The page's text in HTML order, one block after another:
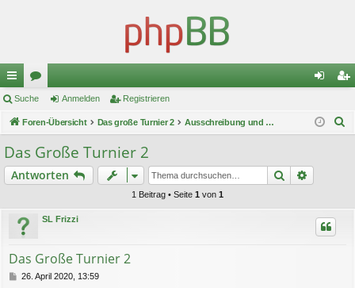
ch
ne
llz
ug
or
en m ist
Suche Anmelden Registrieren
Foren-Übersicht Das große Turnier 2 Ausschreibung und Anmeldung
Das Große Turnier 2
Antworten Suche
1 Beitrag • Seite 1 von 1
SL Frizzi
Das Große Turnier 2
B26. April 2020, 13:59